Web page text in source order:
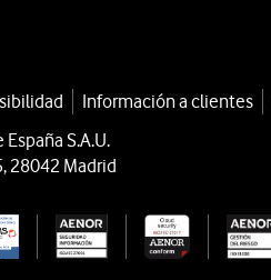
Información a clientes
S.A.U.
28042 Madrid